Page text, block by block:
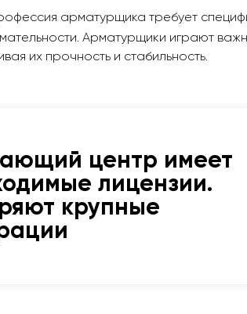
арматурщика требует
Арматурщики играют
их прочность и стабильность.
центр имеет
лицензии.
крупные